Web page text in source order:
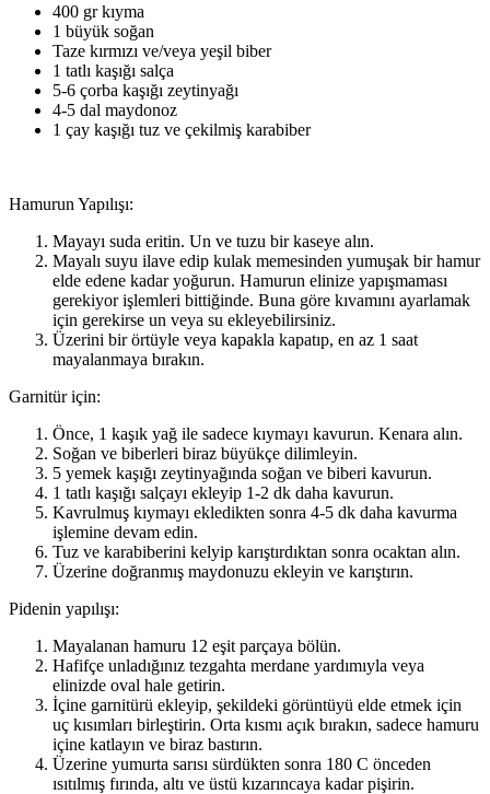
400 gr kıyma
1 büyük soğan
Taze kırmızı ve/veya yeşil biber
1 tatlı kaşığı salça
5-6 çorba kaşığı zeytinyağı
4-5 dal maydonoz
1 çay kaşığı tuz ve çekilmiş karabiber
Hamurun Yapılışı:
Mayayı suda eritin. Un ve tuzu bir kaseye alın.
Mayalı suyu ilave edip kulak memesinden yumuşak bir hamur
elde edene kadar yoğurun. Hamurun elinize yapışmaması
gerekiyor işlemleri bittiğinde. Buna göre kıvamını ayarlamak
için gerekirse un veya su ekleyebilirsiniz.
Üzerini bir örtüyle veya kapakla kapatıp, en az 1 saat
mayalanmaya bırakın.
Garnitür için:
Önce, 1 kaşık yağ ile sadece kıymayı kavurun. Kenara alın.
Soğan ve biberleri biraz büyükçe dilimleyin.
5 yemek kaşığı zeytinyağında soğan ve biberi kavurun.
1 tatlı kaşığı salçayı ekleyip 1-2 dk daha kavurun.
Kavrulmuş kıymayı ekledikten sonra 4-5 dk daha kavurma
işlemine devam edin.
Tuz ve karabiberini kelyip karıştırdıktan sonra ocaktan alın.
Üzerine doğranmış maydonuzu ekleyin ve karıştırın.
Pidenin yapılışı:
Mayalanan hamuru 12 eşit parçaya bölün.
Hafifçe unladığınız tezgahta merdane yardımıyla veya
elinizde oval hale getirin.
İçine garnitürü ekleyip, şekildeki görüntüyü elde etmek için
uç kısımları birleştirin. Orta kısmı açık bırakın, sadece hamuru
içine katlayın ve biraz bastırın.
Üzerine yumurta sarısı sürdükten sonra 180 C önceden
ısıtılmış fırında, altı ve üstü kızarıncaya kadar pişirin.